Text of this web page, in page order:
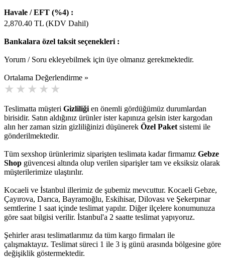
Havale / EFT (%4) :
2,870.40 TL (KDV Dahil)
Bankalara özel taksit seçenekleri :
Yorum / Soru ekleyebilmek için üye olmanız gerekmektedir.
Ortalama Değerlendirme »
Teslimatta müşteri Gizliliği en önemli gördüğümüz durumlardan
birisidir. Satın aldığınız ürünler ister kapınıza gelsin ister kargodan
alın her zaman sizin gizliliğinizi düşünerek Özel Paket sistemi ile
gönderilmektedir.
Tüm sexshop ürünlerimiz siparişten teslimata kadar firmamız Gebze
Shop güvencesi altında olup verilen siparişler tam ve eksiksiz olarak
müşterilerimize ulaştırılır.
Kocaeli ve İstanbul illerimiz de şubemiz mevcuttur. Kocaeli Gebze,
Çayırova, Darıca, Bayramoğlu, Eskihisar, Dilovası ve Şekerpınar
semtlerine 1 saat içinde teslimat yapılır. Diğer ilçelere konumunuza
göre saat bilgisi verilir. İstanbul'a 2 saatte teslimat yapıyoruz.
Şehirler arası teslimatlarımız da tüm kargo firmaları ile
çalışmaktayız. Teslimat süreci 1 ile 3 iş günü arasında bölgesine göre
değişiklik göstermektedir.